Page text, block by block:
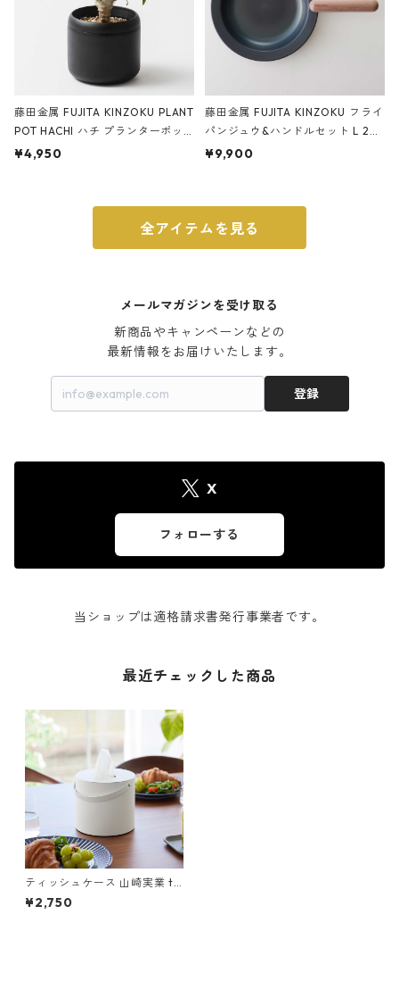
藤田金属 FUJITA KINZOKU PLANT
POT HACHI ハチ プランターポッ
ト 3号 ブラック
¥4,950
藤田金属 FUJITA KINZOKU フライ
パンジュウ&ハンドルセット L 24c
m ガス火・IH対応 鉄フライパン
¥9,900
全アイテムを見る
メールマガジンを受け取る
新商品やキャンペーンなどの
最新情報をお届けいたします。
登録
X
フォローする
当ショップは適格請求書発行事業者です。
最近チェックした商品
ティッシュケース 山崎実業 to
wer タワー ハンドル付きティ
ッシュケース ホワイト
¥2,750